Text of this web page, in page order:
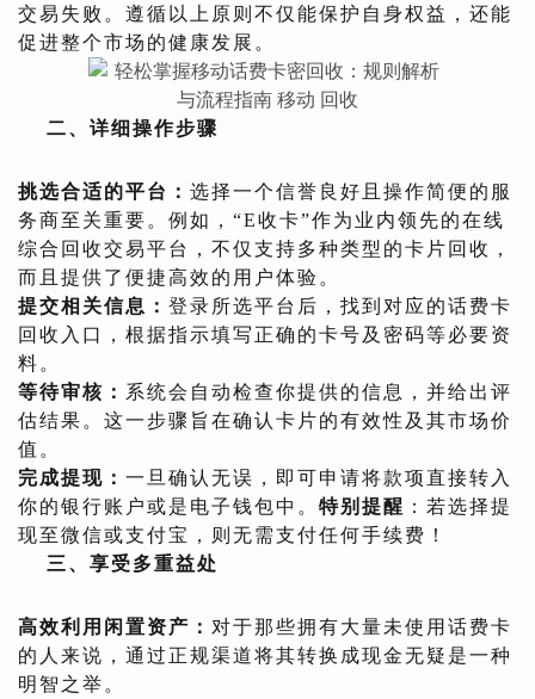
交易失败。遵循以上原则不仅能保护自身权益，还能
促进整个市场的健康发展。
二、详细操作步骤
挑选合适的平台： 选择一个信誉良好且操作简便的服
务商至关重要。例如，“E收卡”作为业内领先的在线
综合回收交易平台，不仅支持多种类型的卡片回收，
而且提供了便捷高效的用户体验。
提交相关信息： 登录所选平台后，找到对应的话费卡
回收入口，根据指示填写正确的卡号及密码等必要资
料。
等待审核： 系统会自动检查你提供的信息，并给出评
估结果。这一步骤旨在确认卡片的有效性及其市场价
值。
完成提现： 一旦确认无误，即可申请将款项直接转入
你的银行账户或是电子钱包中。 特别提醒 ：若选择提
现至微信或支付宝，则无需支付任何手续费！
三、享受多重益处
高效利用闲置资产： 对于那些拥有大量未使用话费卡
的人来说，通过正规渠道将其转换成现金无疑是一种
明智之举。